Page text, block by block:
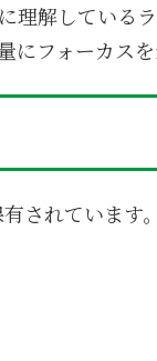
理解している
フォーカスを
されています